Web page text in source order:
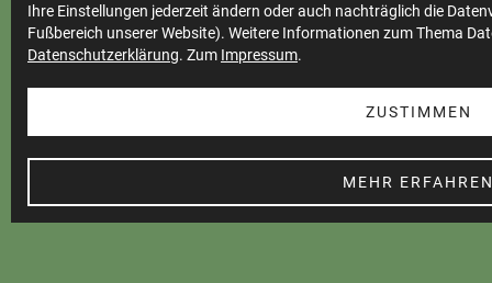
Ihre Einstellungen jederzeit ändern oder auch nachträglich die
Fußbereich unserer Website). Weitere Informationen zum Thema
Datenschutzerklärung. Zum Impressum.
ZUSTIMMEN
MEHR
Impressum
Datenschutz
Cookie Einstellungen